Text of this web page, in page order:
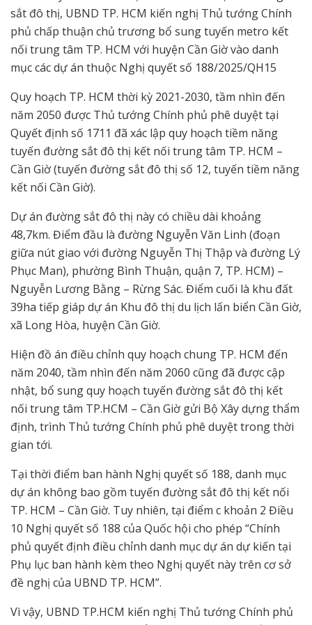
sắt đô thị, UBND TP. HCM kiến nghị Thủ tướng Chính
phủ chấp thuận chủ trương bổ sung tuyến metro kết
nối trung tâm TP. HCM với huyện Cần Giờ vào danh
mục các dự án thuộc Nghị quyết số 188/2025/QH15
Quy hoạch TP. HCM thời kỳ 2021-2030, tầm nhìn đến
năm 2050 được Thủ tướng Chính phủ phê duyệt tại
Quyết định số 1711 đã xác lập quy hoạch tiềm năng
tuyến đường sắt đô thị kết nối trung tâm TP. HCM –
Cần Giờ (tuyến đường sắt đô thị số 12, tuyến tiềm năng
kết nối Cần Giờ).
Dự án đường sắt đô thị này có chiều dài khoảng
48,7km. Điểm đầu là đường Nguyễn Văn Linh (đoạn
giữa nút giao với đường Nguyễn Thị Thập và đường Lý
Phục Man), phường Bình Thuận, quận 7, TP. HCM) –
Nguyễn Lương Bằng – Rừng Sác. Điểm cuối là khu đất
39ha tiếp giáp dự án Khu đô thị du lịch lấn biển Cần Giờ,
xã Long Hòa, huyện Cần Giờ.
Hiện đồ án điều chỉnh quy hoạch chung TP. HCM đến
năm 2040, tầm nhìn đến năm 2060 cũng đã được cập
nhật, bổ sung quy hoạch tuyến đường sắt đô thị kết
nối trung tâm TP.HCM – Cần Giờ gửi Bộ Xây dựng thẩm
định, trình Thủ tướng Chính phủ phê duyệt trong thời
gian tới.
Tại thời điểm ban hành Nghị quyết số 188, danh mục
dự án không bao gồm tuyến đường sắt đô thị kết nối
TP. HCM – Cần Giờ. Tuy nhiên, tại điểm c khoản 2 Điều
10 Nghị quyết số 188 của Quốc hội cho phép “Chính
phủ quyết định điều chỉnh danh mục dự án dự kiến tại
Phụ lục ban hành kèm theo Nghị quyết này trên cơ sở
đề nghị của UBND TP. HCM”.
Vì vậy, UBND TP.HCM kiến nghị Thủ tướng Chính phủ